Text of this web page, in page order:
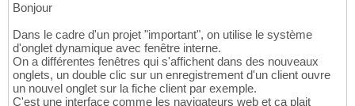
Bonjour
Dans le cadre d'un projet "important", on utilise le système
d'onglet dynamique avec fenêtre interne.
On a différentes fenêtres qui s'affichent dans des nouveaux
onglets, un double clic sur un enregistrement d'un client ouvre
un nouvel onglet sur la fiche client par exemple.
C'est une interface comme les navigateurs web et ca plait